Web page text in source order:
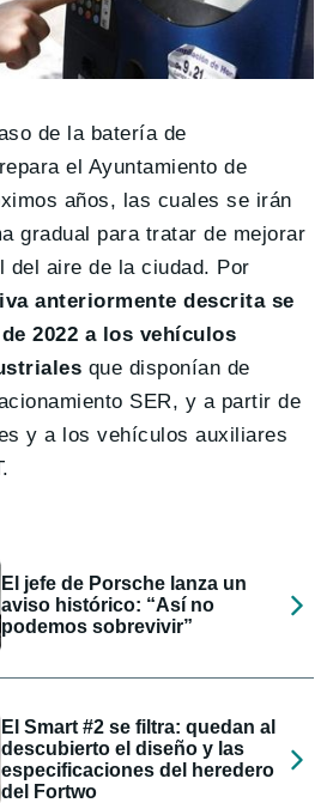
de la batería de
el Ayuntamiento de
años, las cuales se irán
gradual para tratar de mejorar
del aire de la ciudad. Por
anteriormente descrita se
2022 a los vehículos
que disponían de
SER, y a partir de
y a los vehículos auxiliares
El jefe de Porsche lanza un
aviso histórico: “Así no
podemos sobrevivir”
El Smart #2 se filtra: quedan al
descubierto el diseño y las
especificaciones del heredero
del Fortwo